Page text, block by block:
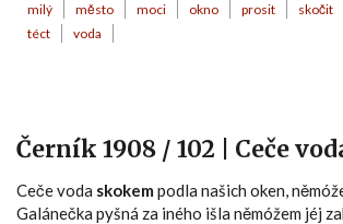
milý
město moci okno prosit skočit
téct
voda
Černík 1908 / 102 | Ceče
Ceče voda skokem podla našich oken,
Galánečka pyšná za iného išla němóžem jéj